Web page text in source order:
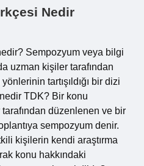
Nedir
Sempozyum veya bilgi
uzman kişiler tarafından
tartışıldığı bir dizi
TDK? Bir konu
düzenlenen ve bir
sempozyum denir.
kişilerin kendi araştırma
konu hakkındaki